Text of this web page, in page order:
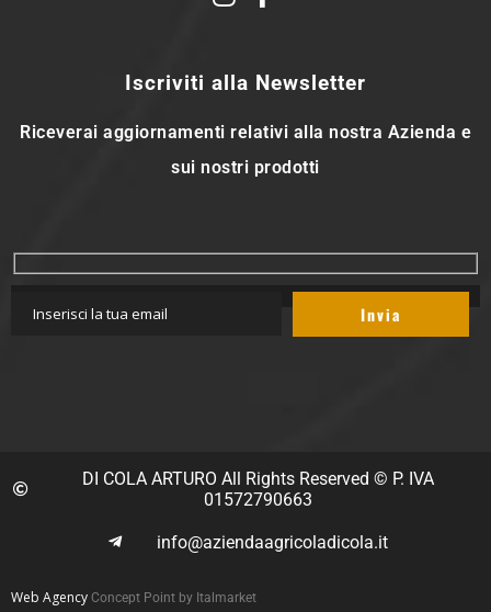
Iscriviti alla Newsletter
Riceverai aggiornamenti relativi alla nostra Azienda e
sui nostri prodotti
DI COLA ARTURO All Rights Reserved © P. IVA
01572790663
info@aziendaagricoladicola.it
Web Agency Concept Point by Italmarket